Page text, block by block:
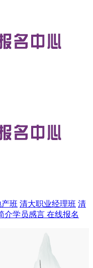
班 清大职业经理班 清
介学员感言 在线报名